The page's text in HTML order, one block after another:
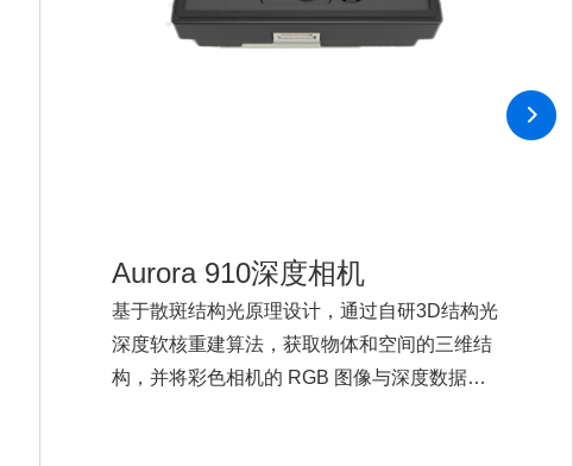
Aurora 910深度相机
基于散斑结构光原理设计，通过自研3D结构光
深度软核重建算法，获取物体和空间的三维结
构，并将彩色相机的 RGB 图像与深度数据融